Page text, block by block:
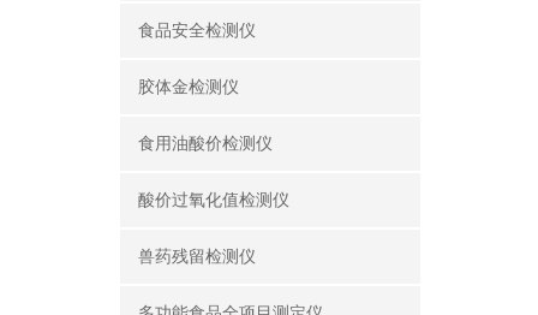
食品安全检测仪
胶体金检测仪
食用油酸价检测仪
酸价过氧化值检测仪
兽药残留检测仪